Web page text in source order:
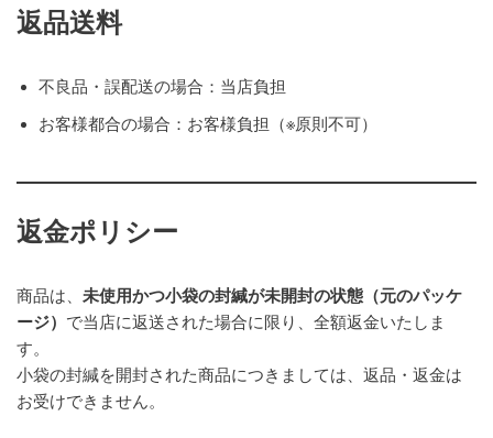
返品送料
不良品・誤配送の場合：当店負担
お客様都合の場合：お客様負担（※原則不可）
返金ポリシー
商品は、 未使用かつ小袋の封緘が未開封の状態（元のパッケ
ージ） で当店に返送された場合に限り、全額返金いたしま
す。
小袋の封緘を開封された商品につきましては、返品・返金は
お受けできません。